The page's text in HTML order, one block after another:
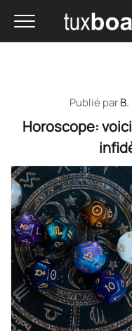
Publié parB.
Horoscope: